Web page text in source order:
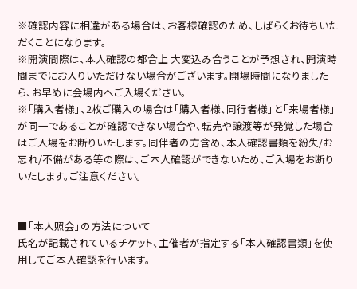
※確認内容に相違がある場合は、お客様確認のため、しばらくお待ちいた
だくことになります。
※開演間際は、本人確認の都合上 大変込み合うことが予想され、開演時
間までにお入りいただけない場合がございます。開場時間になりました
ら、お早めに会場内へご入場ください。
※「購入者様」、2枚ご購入の場合は「購入者様、同行者様」と「来場者様」
が同一であることが確認できない場合や、転売や譲渡等が発覚した場合
はご入場をお断りいたします。同伴者の方含め、本人確認書類を紛失/お
忘れ/不備がある等の際は、ご本人確認ができないため、ご入場をお断り
いたします。ご注意ください。
■「本人照会」の方法について
氏名が記載されているチケット、主催者が指定する「本人確認書類」を使
用してご本人確認を行います。